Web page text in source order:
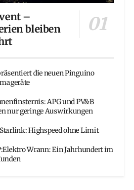
–
bleiben
die neuen Pinguino
APG und PV&B
nur geringe Auswirkungen
Highspeed ohne Limit
Wrann: Ein Jahrhundert im